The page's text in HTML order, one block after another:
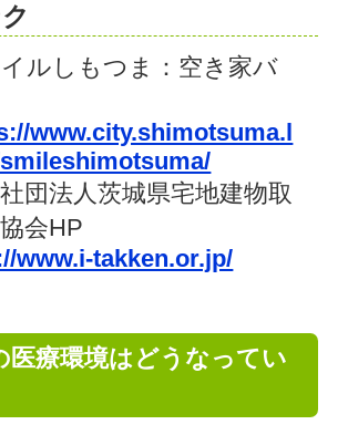
ルしもつま：空き家バ
www.city.shimotsuma.l
団法人茨城県宅地建物取
会HP
www.i-takken.or.jp/
医療環境はどうなってい